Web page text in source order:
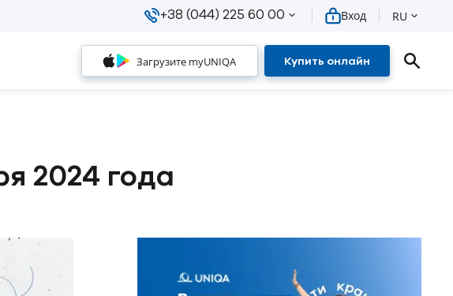
+38 (044) 225 60 00 Вход RU
Загрузите myUNIQA Купить онлайн
2024 года